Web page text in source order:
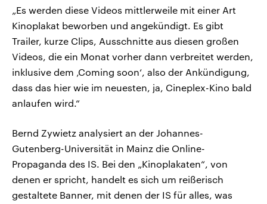
„Es werden diese Videos mittlerweile mit einer Art
Kinoplakat beworben und angekündigt. Es gibt
Trailer, kurze Clips, Ausschnitte aus diesen großen
Videos, die ein Monat vorher dann verbreitet werden,
inklusive dem ‚Coming soon‘, also der Ankündigung,
dass das hier wie im neuesten, ja, Cineplex-Kino bald
anlaufen wird.“
Bernd Zywietz analysiert an der Johannes-
Gutenberg-Universität in Mainz die Online-
Propaganda des IS. Bei den „Kinoplakaten“, von
denen er spricht, handelt es sich um reißerisch
gestaltete Banner, mit denen der IS für alles, was